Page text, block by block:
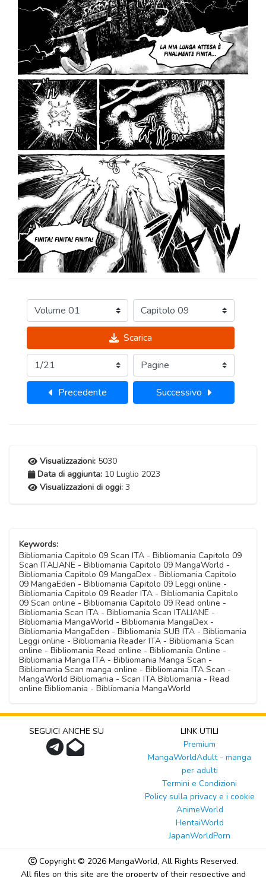
Scarica
Precedente Successivo
Visualizzazioni: 5030
Data di aggiunta: 10 Luglio 2023
Visualizzazioni di oggi: 3
Keywords:
Bibliomania Capitolo 09 Scan ITA - Bibliomania Capitolo 09
Scan ITALIANE - Bibliomania Capitolo 09 MangaWorld -
Bibliomania Capitolo 09 MangaDex - Bibliomania Capitolo
09 MangaEden - Bibliomania Capitolo 09 Leggi online -
Bibliomania Capitolo 09 Reader ITA - Bibliomania Capitolo
09 Scan online - Bibliomania Capitolo 09 Read online -
Bibliomania Scan ITA - Bibliomania Scan ITALIANE -
Bibliomania MangaWorld - Bibliomania MangaDex -
Bibliomania MangaEden - Bibliomania SUB ITA - Bibliomania
Leggi online - Bibliomania Reader ITA - Bibliomania Scan
online - Bibliomania Read online - Bibliomania Online -
Bibliomania Manga ITA - Bibliomania Manga Scan -
Bibliomania Scan manga online - Bibliomania ITA Scan -
MangaWorld Bibliomania - Scan ITA Bibliomania - Read
online Bibliomania - Bibliomania MangaWorld
SEGUICI ANCHE SU
LINK UTILI
Premium
MangaWorldAdult - manga
per adulti
Termini e Condizioni
Policy sulla privacy e i cookie
AnimeWorld
HentaiWorld
JapanWorldPorn
Copyright © 2026 MangaWorld, All Rights Reserved.
All files on this site are the property of their respective and